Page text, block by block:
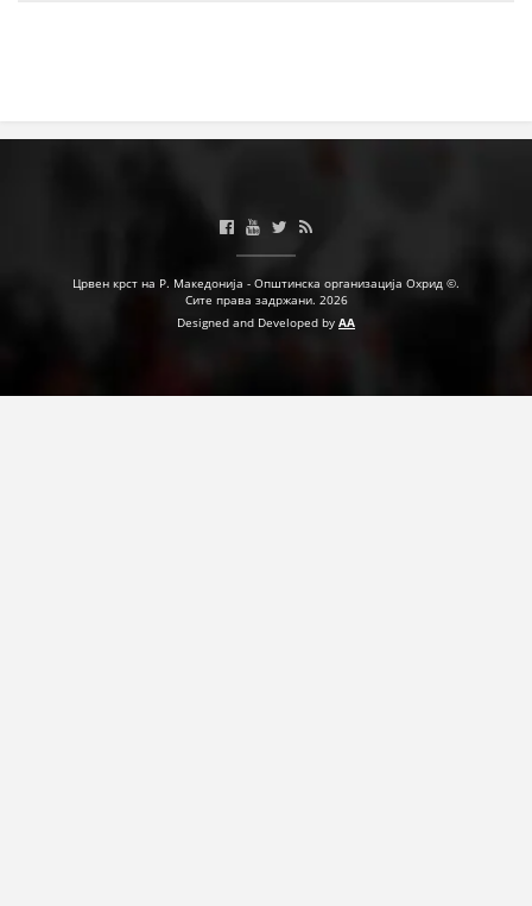
Црвен крст на Р. Македонија - Општинска организација Охрид ©.
Сите права задржани. 2026
Designed and Developed by AA